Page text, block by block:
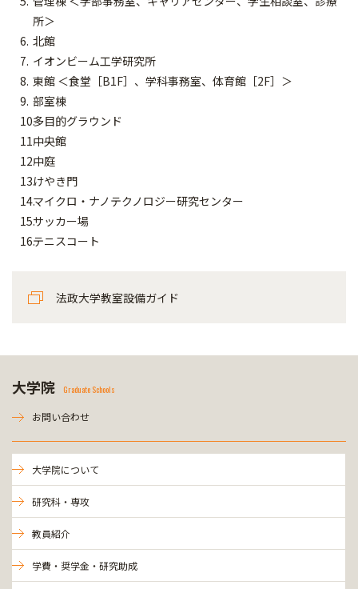
所＞
北館
イオンビーム工学研究所
東館 ＜食堂［B1F］、学科事務室、体育館［2F］＞
部室棟
多目的グラウンド
中央館
中庭
けやき門
マイクロ・ナノテクノロジー研究センター
サッカー場
テニスコート
法政大学教室設備ガイド
大学院 Graduate Schools
お問い合わせ
大学院について
研究科・専攻
教員紹介
学費・奨学金・研究助成